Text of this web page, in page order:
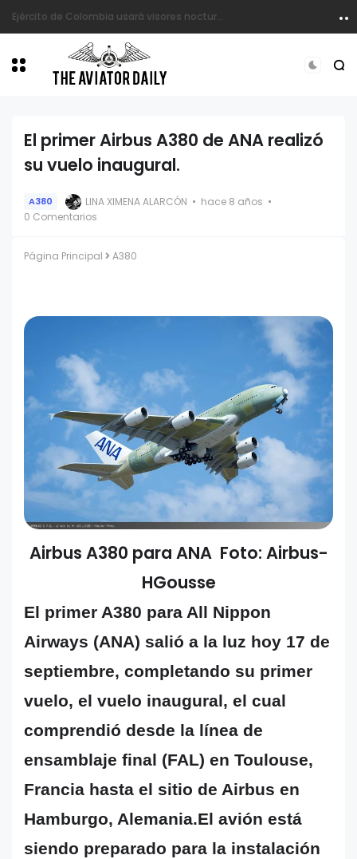
Los Harbin Y12 de Satena están fuera de operación.
El primer Airbus A380 de ANA realizó
su vuelo inaugural.
A380 LINA XIMENA ALARCÓN
hace 8 años
0 Comentarios
Página Principal A380
Airbus A380 para ANA Foto: Airbus-
HGousse
El primer A380 para All Nippon
Airways (ANA) salió a la luz hoy 17 de
septiembre, completando su primer
vuelo, el vuelo inaugural, el cual
comprendió desde la línea de
ensamblaje final (FAL) en Toulouse,
Francia hasta el sitio de Airbus en
Hamburgo, Alemania.El avión está
siendo preparado para la instalación